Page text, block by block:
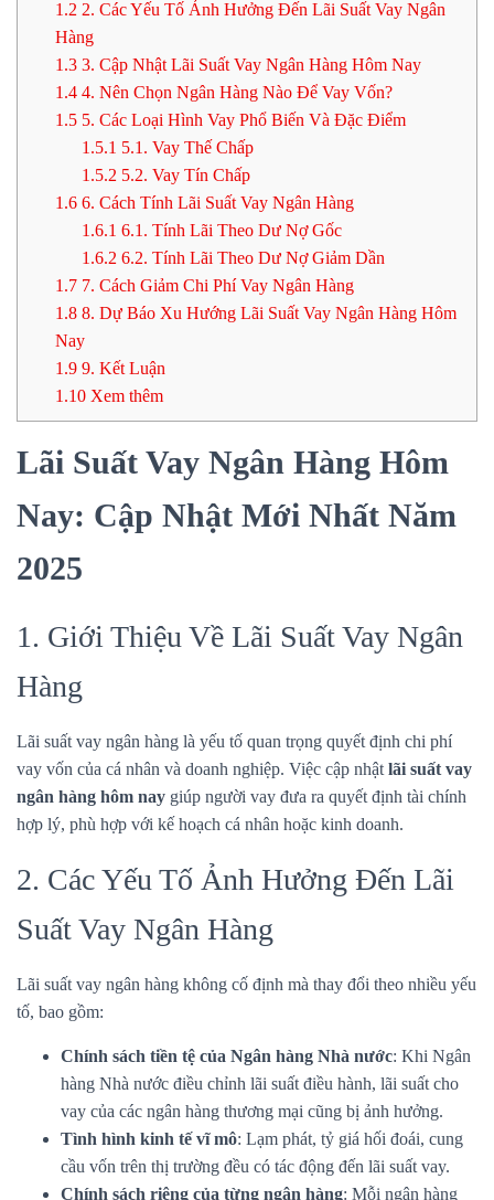
1.2 2. Các Yếu Tố Ảnh Hưởng Đến Lãi Suất Vay Ngân
Hàng
1.3 3. Cập Nhật Lãi Suất Vay Ngân Hàng Hôm Nay
1.4 4. Nên Chọn Ngân Hàng Nào Để Vay Vốn?
1.5 5. Các Loại Hình Vay Phổ Biến Và Đặc Điểm
1.5.1 5.1. Vay Thế Chấp
1.5.2 5.2. Vay Tín Chấp
1.6 6. Cách Tính Lãi Suất Vay Ngân Hàng
1.6.1 6.1. Tính Lãi Theo Dư Nợ Gốc
1.6.2 6.2. Tính Lãi Theo Dư Nợ Giảm Dần
1.7 7. Cách Giảm Chi Phí Vay Ngân Hàng
1.8 8. Dự Báo Xu Hướng Lãi Suất Vay Ngân Hàng Hôm
Nay
1.9 9. Kết Luận
1.10 Xem thêm
Lãi Suất Vay Ngân Hàng Hôm
Nay: Cập Nhật Mới Nhất Năm
2025
1. Giới Thiệu Về Lãi Suất Vay Ngân
Hàng
Lãi suất vay ngân hàng là yếu tố quan trọng quyết định chi phí
vay vốn của cá nhân và doanh nghiệp. Việc cập nhật lãi suất vay
ngân hàng hôm nay giúp người vay đưa ra quyết định tài chính
hợp lý, phù hợp với kế hoạch cá nhân hoặc kinh doanh.
2. Các Yếu Tố Ảnh Hưởng Đến Lãi
Suất Vay Ngân Hàng
Lãi suất vay ngân hàng không cố định mà thay đổi theo nhiều yếu
tố, bao gồm:
Chính sách tiền tệ của Ngân hàng Nhà nước: Khi Ngân
hàng Nhà nước điều chỉnh lãi suất điều hành, lãi suất cho
vay của các ngân hàng thương mại cũng bị ảnh hưởng.
Tình hình kinh tế vĩ mô: Lạm phát, tỷ giá hối đoái, cung
cầu vốn trên thị trường đều có tác động đến lãi suất vay.
Chính sách riêng của từng ngân hàng: Mỗi ngân hàng